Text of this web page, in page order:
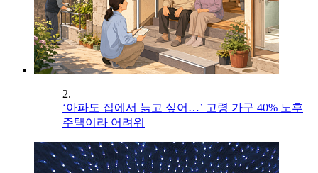
2.
‘아파도 집에서 늙고 싶어…’ 고령 가구 40% 노후
주택이라 어려워